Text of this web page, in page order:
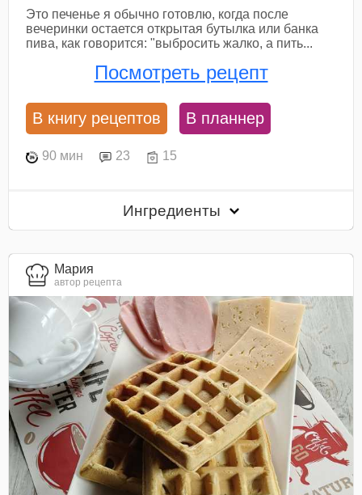
Это печенье я обычно готовлю, когда после
вечеринки остается открытая бутылка или банка
пива, как говорится: "выбросить жалко, а пить...
Посмотреть рецепт
В книгу рецептов В планнер
90 мин 23 15
Ингредиенты
Мария
автор рецепта